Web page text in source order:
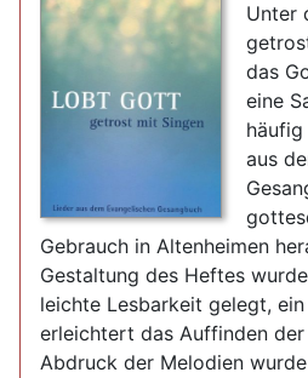
Unter
das
eine
häufig
aus
Gebrauch in Altenheimen
Gestaltung des Heftes
leichte Lesbarkeit gelegt,
erleichtert das Auffinden
Abdruck der Melodien